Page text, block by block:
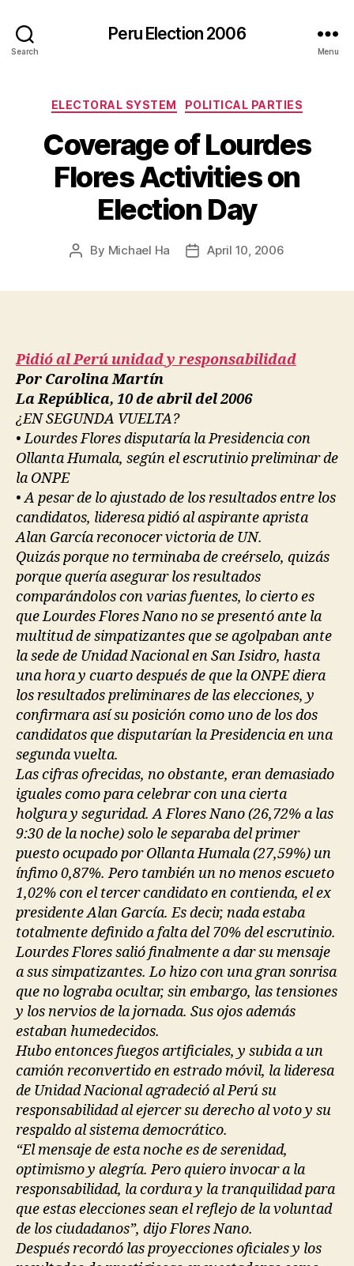
Search
Peru Election 2006
Menu
Categories
ELECTORAL SYSTEM POLITICAL PARTIES
Coverage of Lourdes
Flores Activities on
Election Day
Post
By Michael Ha
PostApril 10, 2006
Pidió al Perú unidad y responsabilidad
Por Carolina Martín
La República, 10 de abril del 2006
¿EN SEGUNDA VUELTA?
• Lourdes Flores disputaría la Presidencia con
Ollanta Humala, según el escrutinio preliminar de
la ONPE
• A pesar de lo ajustado de los resultados entre los
candidatos, lideresa pidió al aspirante aprista
Alan García reconocer victoria de UN.
Quizás porque no terminaba de creérselo, quizás
porque quería asegurar los resultados
comparándolos con varias fuentes, lo cierto es
que Lourdes Flores Nano no se presentó ante la
multitud de simpatizantes que se agolpaban ante
la sede de Unidad Nacional en San Isidro, hasta
una hora y cuarto después de que la ONPE diera
los resultados preliminares de las elecciones, y
confirmara así su posición como uno de los dos
candidatos que disputarían la Presidencia en una
segunda vuelta.
Las cifras ofrecidas, no obstante, eran demasiado
iguales como para celebrar con una cierta
holgura y seguridad. A Flores Nano (26,72% a las
9:30 de la noche) solo le separaba del primer
puesto ocupado por Ollanta Humala (27,59%) un
ínfimo 0,87%. Pero también un no menos escueto
1,02% con el tercer candidato en contienda, el ex
presidente Alan García. Es decir, nada estaba
totalmente definido a falta del 70% del escrutinio.
Lourdes Flores salió finalmente a dar su mensaje
a sus simpatizantes. Lo hizo con una gran sonrisa
que no lograba ocultar, sin embargo, las tensiones
y los nervios de la jornada. Sus ojos además
estaban humedecidos.
Hubo entonces fuegos artificiales, y subida a un
camión reconvertido en estrado móvil, la lideresa
de Unidad Nacional agradeció al Perú su
responsabilidad al ejercer su derecho al voto y su
respaldo al sistema democrático.
“El mensaje de esta noche es de serenidad,
optimismo y alegría. Pero quiero invocar a la
responsabilidad, la cordura y la tranquilidad para
que estas elecciones sean el reflejo de la voluntad
de los ciudadanos”, dijo Flores Nano.
Después recordó las proyecciones oficiales y los